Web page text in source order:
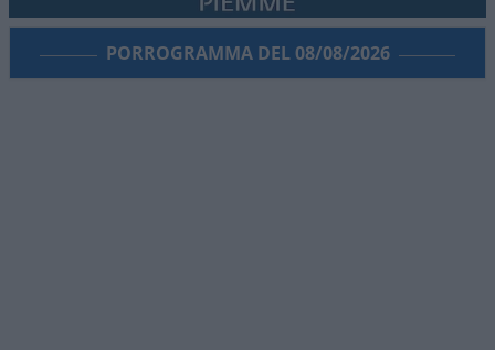
PORROGRAMMA DEL 08/08/2026